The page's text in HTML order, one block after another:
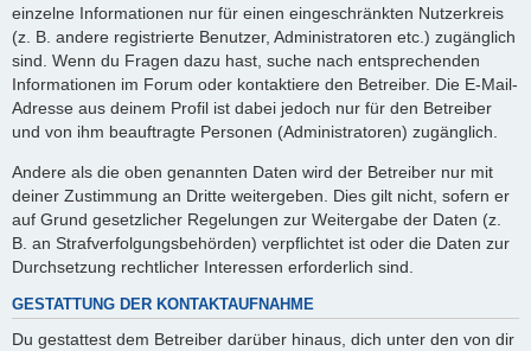
einzelne Informationen nur für einen eingeschränkten Nutzerkreis
(z. B. andere registrierte Benutzer, Administratoren etc.) zugänglich
sind. Wenn du Fragen dazu hast, suche nach entsprechenden
Informationen im Forum oder kontaktiere den Betreiber. Die E-Mail-
Adresse aus deinem Profil ist dabei jedoch nur für den Betreiber
und von ihm beauftragte Personen (Administratoren) zugänglich.
Andere als die oben genannten Daten wird der Betreiber nur mit
deiner Zustimmung an Dritte weitergeben. Dies gilt nicht, sofern er
auf Grund gesetzlicher Regelungen zur Weitergabe der Daten (z.
B. an Strafverfolgungsbehörden) verpflichtet ist oder die Daten zur
Durchsetzung rechtlicher Interessen erforderlich sind.
GESTATTUNG DER KONTAKTAUFNAHME
Du gestattest dem Betreiber darüber hinaus, dich unter den von dir